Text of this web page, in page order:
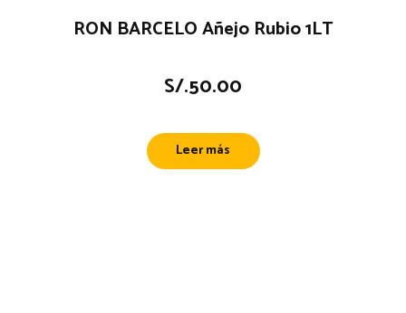
RON BARCELO Añejo Rubio 1LT
S/.50.00
Leer más